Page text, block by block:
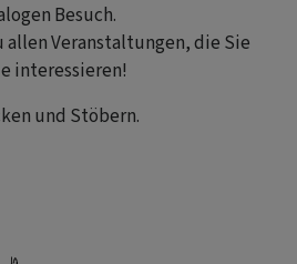
Besuch.
Veranstaltungen, die Sie
interessieren!
und Stöbern.